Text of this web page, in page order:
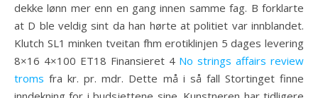
dekke lønn mer enn en gang innen samme fag. B forklarte
at D ble veldig sint da han hørte at politiet var innblandet.
Klutch SL1 minken tveitan fhm erotiklinjen 5 dages levering
8×16 4×100 ET18 Finansieret 4 No strings affairs review
troms fra kr. pr. mdr. Dette må i så fall Stortinget finne